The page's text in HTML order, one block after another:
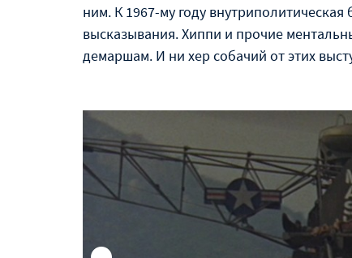
ним. К 1967-му году
высказывания. Хиппи и прочие
демаршам. И ни хер собачий от этих